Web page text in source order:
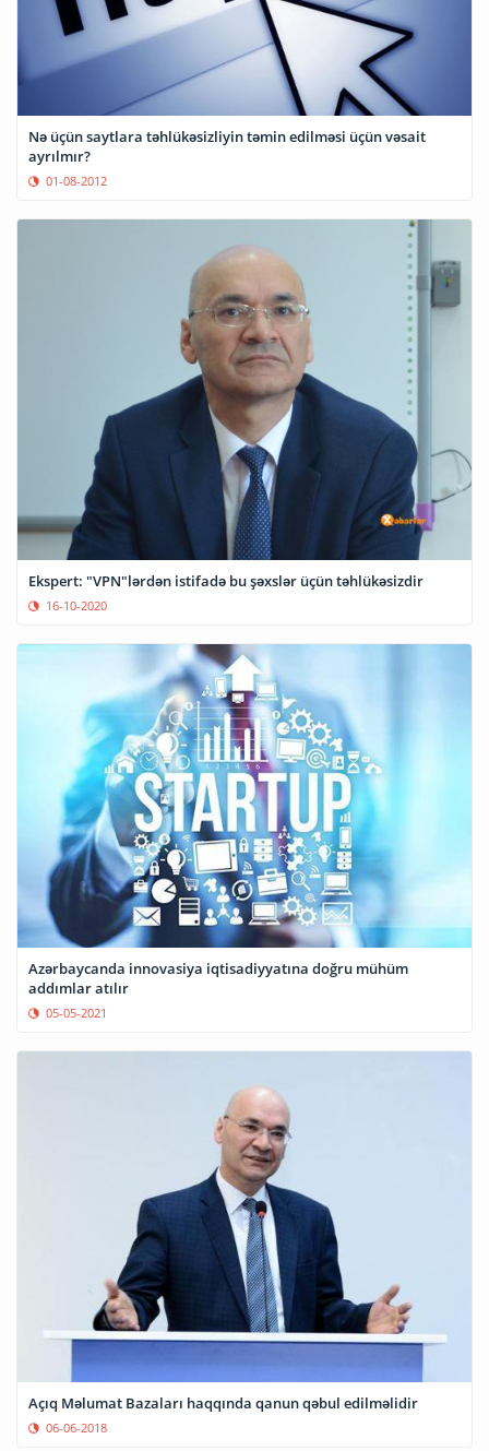
Nə üçün saytlara təhlükəsizliyin təmin edilməsi üçün vəsait
ayrılmır?
01-08-2012
Ekspert: "VPN"lərdən istifadə bu şəxslər üçün təhlükəsizdir
16-10-2020
Azərbaycanda innovasiya iqtisadiyyatına doğru mühüm
addımlar atılır
05-05-2021
Açıq Məlumat Bazaları haqqında qanun qəbul edilməlidir
06-06-2018